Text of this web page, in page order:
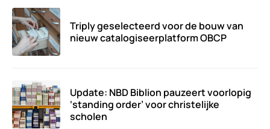
Triply geselecteerd voor de bouw van
nieuw catalogiseerplatform OBCP
Update: NBD Biblion pauzeert voorlopig
‘standing order’ voor christelijke
scholen